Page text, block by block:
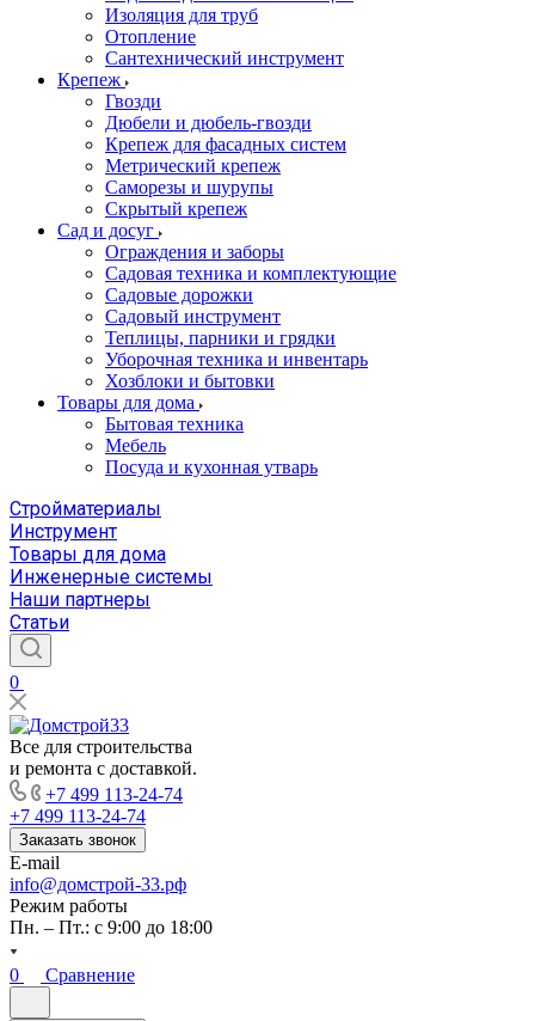
Изоляция для труб
Отопление
Сантехнический инструмент
Крепеж
Гвозди
Дюбели и дюбель-гвозди
Крепеж для фасадных систем
Метрический крепеж
Саморезы и шурупы
Скрытый крепеж
Сад и досуг
Ограждения и заборы
Садовая техника и комплектующие
Садовые дорожки
Садовый инструмент
Теплицы, парники и грядки
Уборочная техника и инвентарь
Хозблоки и бытовки
Товары для дома
Бытовая техника
Мебель
Посуда и кухонная утварь
Стройматериалы
Инструмент
Товары для дома
Инженерные системы
Наши партнеры
Статьи
0
Все для строительства
и ремонта с доставкой.
+7 499 113-24-74
+7 499 113-24-74
Заказать звонок
E-mail
info@домстрой-33.рф
Режим работы
Пн. – Пт.: с 9:00 до 18:00
0 Сравнение